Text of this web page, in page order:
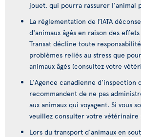
jouet, qui pourra rassurer l'animal
La réglementation de l’IATA
d'animaux âgés en raison des
Transat décline toute responsabilité
problèmes reliés au stress que
animaux âgés (consultez votre
L'Agence canadienne d'inspection
recommandent de ne pas
aux animaux qui voyagent. Si vous
veuillez consulter votre vétérinaire
Lors du transport d'animaux en